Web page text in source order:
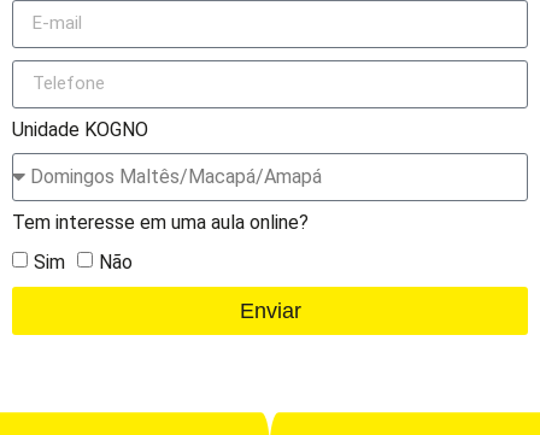
Unidade KOGNO
Tem interesse em uma aula online?
Sim
Não
Enviar